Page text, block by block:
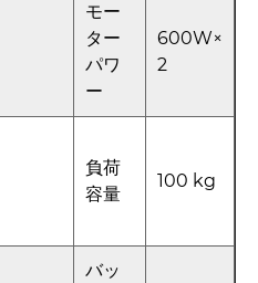
モー
ター
パワ
ー
600W×
2
負荷
容量
100 kg
バッ